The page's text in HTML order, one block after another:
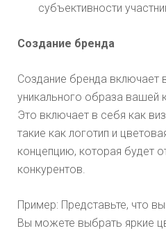
субъективности
Создание бренда
Создание бренда включает
уникального образа вашей
Это включает в себя как
такие как логотип и
концепцию, которая будет
конкурентов.
Пример: Представьте, что
Вы можете выбрать яркие